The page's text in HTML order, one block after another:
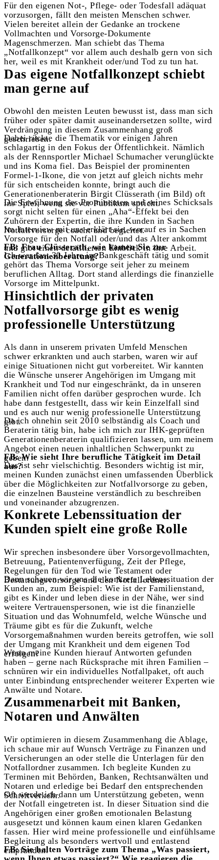
Für den eigenen Not-, Pflege- oder Todesfall adäquat
vorzusorgen, fällt den meisten Menschen schwer.
Vielen bereitet allein der Gedanke an trockene
Vollmachten und Vorsorge-Dokumente
Magenschmerzen. Man schiebt das Thema
„Notfallkonzept“ vor allem auch deshalb gern von sich
her, weil es mit Krankheit oder/und Tod zu tun hat.
Das eigene Notfallkonzept schiebt
man gerne auf
Obwohl den meisten Leuten bewusst ist, dass man sich
früher oder später damit auseinandersetzen sollte, wird
Verdrängung in diesem Zusammenhang groß
geschrieben.
Dabei rückte die Thematik vor einigen Jahren
schlagartig in den Fokus der Öffentlichkeit. Nämlich
als der Rennsportler Michael Schumacher verunglückte
und ins Koma fiel. Das Beispiel der prominenten
Formel-1-Ikone, die von jetzt auf gleich nichts mehr
für sich entscheiden konnte, bringt auch die
Generationenberaterin Birgit Clüsserath (im Bild) oft
ins Spiel, wenn sie vor Publikum spricht.
Die Erwähnung des Prominenten und seines Schicksals
sorgt nicht selten für einen „Aha“-Effekt bei den
Zuhörern der Expertin, die ihre Kunden in Sachen
Notfallvorsorge coacht und begleitet.
Im Interview mit uns erklärt sie, worauf es in Sachen
Vorsorge für den Notfall oder/und das Alter ankommt
und gibt einen detaillierten Einblick in ihre Arbeit.
FB: Frau Clüsserath, wie kamen Sie zur
Generationenberatung?
Ich war fast 30 Jahre im Bankgeschäft tätig und somit
gehört das Thema Vorsorge seit jeher zu meinem
beruflichen Alltag. Dort stand allerdings die finanzielle
Vorsorge im Mittelpunkt.
Hinsichtlich der privaten
Notfallvorsorge gibt es wenig
professionelle Unterstützung
Als dann in unserem privaten Umfeld Menschen
schwer erkrankten und auch starben, waren wir auf
einige Situationen nicht gut vorbereitet. Wir kannten
die Wünsche unserer Angehörigen im Umgang mit
Krankheit und Tod nur eingeschränkt, da in unseren
Familien nicht offen darüber gesprochen wurde. Ich
habe dann festgestellt, dass wir kein Einzelfall sind
und es auch nur wenig professionelle Unterstützung
gibt.
Da ich ohnehin seit 2010 selbständig als Coach und
Beraterin tätig bin, habe ich mich zur IHK-geprüften
Generationenberaterin qualifizieren lassen, um meinem
Angebot einen neuen inhaltlichen Schwerpunkt zu
geben.
FB: Wie sieht Ihre berufliche Tätigkeit im Detail
aus?
Das ist sehr vielschichtig. Besonders wichtig ist mir,
meinen Kunden zunächst einen umfassenden Überblick
über die Möglichkeiten zur Notfallvorsorge zu geben,
die einzelnen Bausteine verständlich zu beschreiben
und voneinander abzugrenzen.
Konkrete Lebenssituation der
Kunden spielt eine große Rolle
Wir sprechen insbesondere über Vorsorgevollmachten,
Betreuung, Patientenverfügung, Zeit der Pflege,
Regelungen für den Tod wie Testament oder
Bestattungsvorsorge und den Notfallordner.
Dann schauen wir uns die konkrete Lebenssituation der
Kunden an, zum Beispiel: Wie ist der Familienstand,
gibt es Kinder und leben diese in der Nähe, wer sind
weitere Vertrauenspersonen, wie ist die finanzielle
Situation und das Wohnumfeld, welche Wünsche und
Träume gibt es für die Zukunft, welche
Vorsorgemaßnahmen wurden bereits getroffen, wie soll
der Umgang mit Krankheit und dem eigenen Tod
erfolgen?
Wenn meine Kunden hierauf Antworten gefunden
haben – gerne nach Rücksprache mit ihren Familien –
schnüren wir ein individuelles Notfallpaket, oft auch
unter Einbindung entsprechender weiterer Experten wie
Anwälte und Notare.
Zusammenarbeit mit Banken,
Notaren und Anwälten
Wir optimieren in diesem Zusammenhang die Ablage,
ich schaue mir auf Wunsch Verträge zu Finanzen und
Versicherungen an oder stelle die Unterlagen für den
Notfallordner zusammen. Ich begleite Kunden zu
Terminen mit Behörden, Banken, Rechtsanwälten und
Notaren und erledige bei Bedarf den entsprechenden
Schriftverkehr.
Oft werde ich dann um Unterstützung gebeten, wenn
der Notfall eingetreten ist. In dieser Situation sind die
Angehörigen einer großen emotionalen Belastung
ausgesetzt und können kaum einen klaren Gedanken
fassen. Hier wird meine professionelle und einfühlsame
Begleitung als besonders wertvoll und entlastend
empfunden.
FB: Sie halten Vorträge zum Thema „Was passiert,